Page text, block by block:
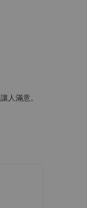
人滿意。